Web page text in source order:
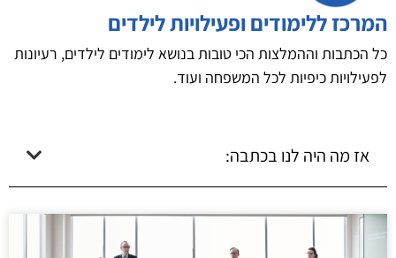
המרכז ללימודים ופעילויות לילדים
כל הכתבות וההמלצות הכי טובות בנושא לימודים לילדים, רעיונות
לפעילויות כיפיות לכל המשפחה ועוד.
אז מה היה לנו בכתבה: